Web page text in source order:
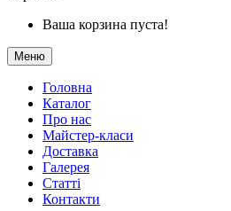
Ваша корзина пуста!
Меню
Головна
Каталог
Про нас
Майстер-класи
Доставка
Галерея
Статтi
Контакти